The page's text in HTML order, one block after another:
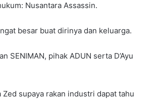
Nusantara Assassin.
besar buat dirinya dan keluarga.
SENIMAN, pihak ADUN serta D’Ayu
supaya rakan industri dapat tahu